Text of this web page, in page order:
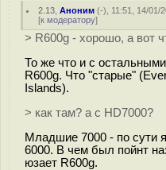
2.13 ,Аноним (-), 11:51, 14/01/
[к модератору]
> R600g - хорошо, а вот
То же что и с
R600g. Что "старые"
Islands).
> как там? а с HD7000?
Младшие 7000 - по сути
6000. В чем был пойнт
юзает R600g.